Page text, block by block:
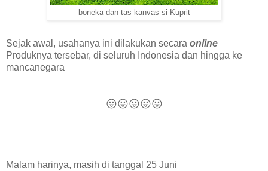
boneka dan tas kanvas si Kuprit
Sejak awal, usahanya ini dilakukan secara online
Produknya tersebar, di seluruh Indonesia dan hingga ke
mancanegara
😛😛😛😛😛
Malam harinya, masih di tanggal 25 Juni